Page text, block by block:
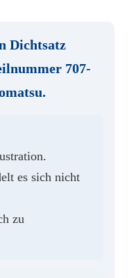
Dichtsatz
707-
.
es sich nicht
zu